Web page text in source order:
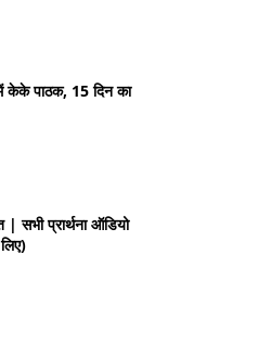
केके पाठक, 15 दिन का
| सभी प्रार्थना ऑडियो